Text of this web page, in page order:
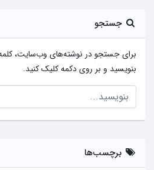
جستجو
برای جستجو در نوشته‌های وب‌سایت،
بنویسید و بر روی دکمه کلیک کنید.
برچسب‌ها